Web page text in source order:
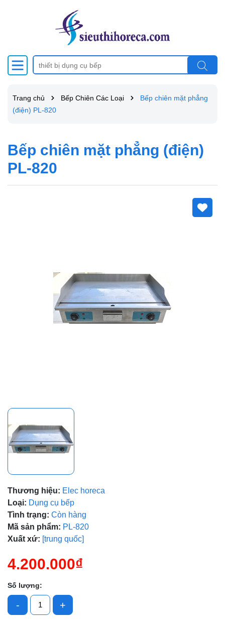
Trang chủ Bếp Chiên Các Loại
Bếp chiên mặt phẳng
(điện) PL-820
Bếp chiên mặt phẳng (điện)
PL-820
Thương hiệu: Elec horeca
Loại: Dụng cụ bếp
Tình trạng: Còn hàng
Mã sản phẩm: PL-820
Xuất xứ: [trung quốc]
4.200.000₫
Số lượng:
- +
Mã giảm giá:
Điều kiện: